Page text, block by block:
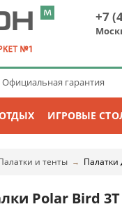
+7
Официальная гарантия
ИГРОВЫЕ
и тенты → Палатки
Polar Bird 3Т